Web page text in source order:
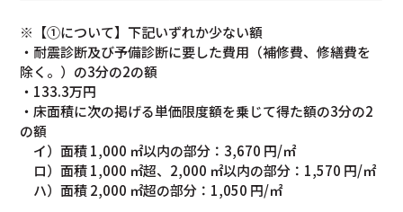
※【①について】下記いずれか少ない額
・耐震診断及び予備診断に要した費用（補修費、修繕費を
除く。）の3分の2の額
・133.3万円
・床面積に次の掲げる単価限度額を乗じて得た額の3分の2
の額
イ）面積 1,000 ㎡以内の部分：3,670 円/㎡
ロ）面積 1,000 ㎡超、2,000 ㎡以内の部分：1,570 円/㎡
ハ）面積 2,000 ㎡超の部分：1,050 円/㎡